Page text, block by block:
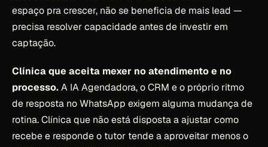
espaço pra crescer, não se beneficia de mais lead —
precisa resolver capacidade antes de investir em
captação.
Clínica que aceita mexer no atendimento e no
processo.A IA Agendadora, o CRM e o próprio ritmo
de resposta no WhatsApp exigem alguma mudança de
rotina. Clínica que não está disposta a ajustar como
recebe e responde o tutor tende a aproveitar menos o